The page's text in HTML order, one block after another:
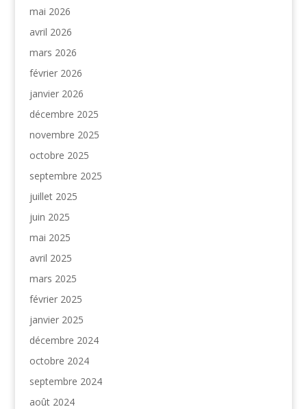
mai 2026
avril 2026
mars 2026
février 2026
janvier 2026
décembre 2025
novembre 2025
octobre 2025
septembre 2025
juillet 2025
juin 2025
mai 2025
avril 2025
mars 2025
février 2025
janvier 2025
décembre 2024
octobre 2024
septembre 2024
août 2024